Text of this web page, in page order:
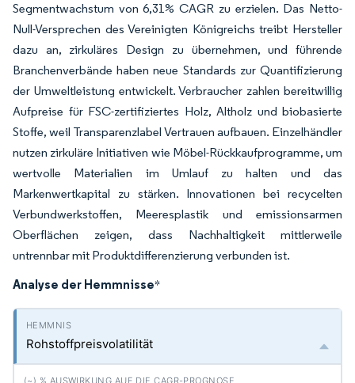
Segmentwachstum von 6,31% CAGR zu erzielen. Das Netto-
Null-Versprechen des Vereinigten Königreichs treibt Hersteller
dazu an, zirkuläres Design zu übernehmen, und führende
Branchenverbände haben neue Standards zur Quantifizierung
der Umweltleistung entwickelt. Verbraucher zahlen bereitwillig
Aufpreise für FSC-zertifiziertes Holz, Altholz und biobasierte
Stoffe, weil Transparenzlabel Vertrauen aufbauen. Einzelhändler
nutzen zirkuläre Initiativen wie Möbel-Rückkaufprogramme, um
wertvolle Materialien im Umlauf zu halten und das
Markenwertkapital zu stärken. Innovationen bei recycelten
Verbundwerkstoffen, Meeresplastik und emissionsarmen
Oberflächen zeigen, dass Nachhaltigkeit mittlerweile
untrennbar mit Produktdifferenzierung verbunden ist.
Analyse der Hemmnisse*
Rohstoffpreisvolatilität